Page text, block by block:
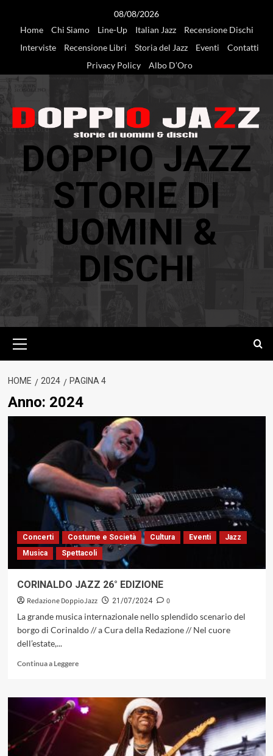
08/08/2026
Home
Chi Siamo Line-Up Italian Jazz
Recensione Dischi
Interviste
Recensione Libri Storia del Jazz Eventi
Contatti
Privacy Policy
Albo D’Oro
DOPPIO JAZZ
STORIE DI
UOMINI &
DISCHI
principale
HOME 2024 PAGINA 4
Anno: 2024
Concerti Costume e Società Cultura Eventi
Jazz
Musica
Spettacoli
CORINALDO JAZZ 26° EDIZIONE
Redazione DoppioJazz 21/07/2024
0
La grande musica internazionale nello splendido scenario del
borgo di Corinaldo // a Cura della Redazione // Nel cuore
dell’estate,...
Continua a LeggereLeggi
su
CORINALDO
JAZZ
EDIZIONE